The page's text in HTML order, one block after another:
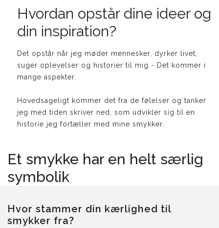
Hvordan opstår dine ideer og
din inspiration?
Det opstår når jeg møder mennesker, dyrker livet,
suger oplevelser og historier til mig - Det kommer i
mange aspekter.
Hovedsageligt kommer det fra de følelser og tanker
jeg med tiden skriver ned, som udvikler sig til en
historie jeg fortæller med mine smykker.
Et smykke har en helt særlig
symbolik
Hvor stammer din kærlighed til
smykker fra?